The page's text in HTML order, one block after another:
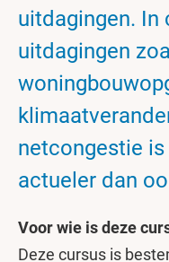
uitdagingen.
uitdagingen
netcongestie
actueler dan
Voor wie is deze
Deze cursus is